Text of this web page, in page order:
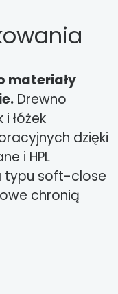
materiały
Drewno
łóżek
dzięki
i HPL
typu soft-close
chronią